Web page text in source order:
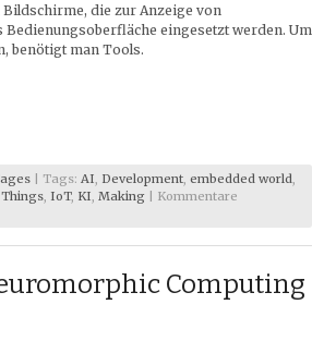
die zur Anzeige von
eingesetzt werden. Um
benötigt man Tools.
| Tags: AI Development embedded world
IoT, KI Making | Kommentare
Computing